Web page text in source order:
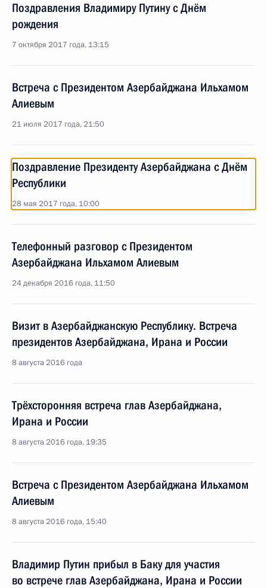
Поздравления Владимиру Путину с Днём
рождения
7 октября 2017 года, 13:15
Встреча с Президентом Азербайджана Ильхамом
Алиевым
21 июля 2017 года, 21:50
Поздравление Президенту Азербайджана с Днём
Республики
28 мая 2017 года, 10:00
Телефонный разговор с Президентом
Азербайджана Ильхамом Алиевым
24 декабря 2016 года, 11:50
Визит в Азербайджанскую Республику. Встреча
президентов Азербайджана, Ирана и России
8 августа 2016 года
Трёхсторонняя встреча глав Азербайджана,
Ирана и России
8 августа 2016 года, 19:35
Встреча с Президентом Азербайджана Ильхамом
Алиевым
8 августа 2016 года, 15:40
Владимир Путин прибыл в Баку для участия
во встрече глав Азербайджана, Ирана и России